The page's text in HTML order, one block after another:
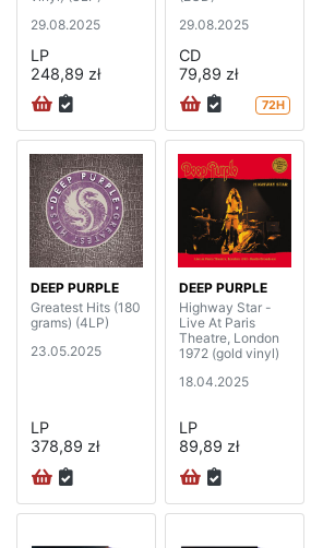
29.08.2025
LP
248,89 zł
29.08.2025
CD
79,89 zł
72H
DEEP PURPLE
Greatest Hits (180
grams) (4LP)
23.05.2025
LP
378,89 zł
DEEP PURPLE
Highway Star -
Live At Paris
Theatre, London
1972 (gold vinyl)
18.04.2025
LP
89,89 zł